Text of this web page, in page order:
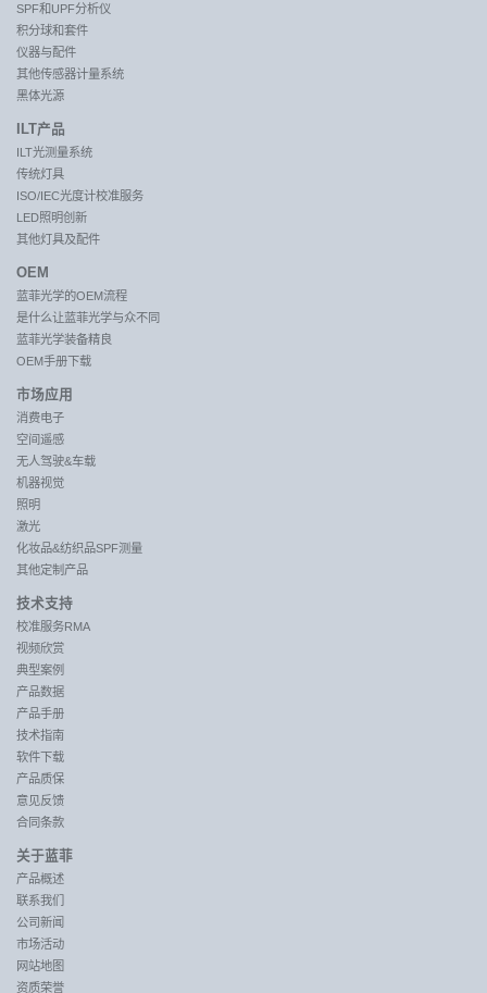
SPF和UPF分析仪
积分球和套件
仪器与配件
其他传感器计量系统
黑体光源
ILT产品
ILT光测量系统
传统灯具
ISO/IEC光度计校准服务
LED照明创新
其他灯具及配件
OEM
蓝菲光学的OEM流程
是什么让蓝菲光学与众不同
蓝菲光学装备精良
OEM手册下载
市场应用
消费电子
空间遥感
无人驾驶&车载
机器视觉
照明
激光
化妆品&纺织品SPF测量
其他定制产品
技术支持
校准服务RMA
视频欣赏
典型案例
产品数据
产品手册
技术指南
软件下载
产品质保
意见反馈
合同条款
关于蓝菲
产品概述
联系我们
公司新闻
市场活动
网站地图
资质荣誉